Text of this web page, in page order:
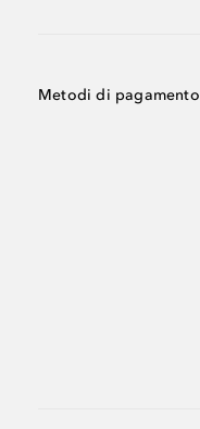
Metodi di pagamento